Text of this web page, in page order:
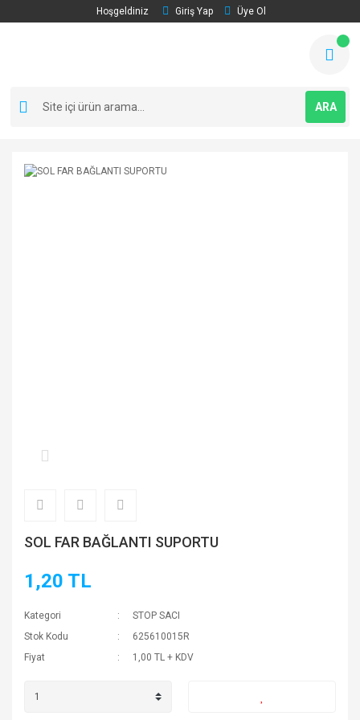
Hoşgeldiniz Giriş Yap Üye Ol
ARA
SOL FAR BAĞLANTI SUPORTU
1,20 TL
Kategori
STOP SACI
Stok Kodu
625610015R
Fiyat
1,00 TL + KDV